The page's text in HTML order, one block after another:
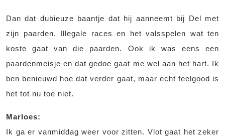
Dan dat dubieuze baantje dat hij aanneemt bij Del met
zijn paarden. Illegale races en het valsspelen wat ten
koste gaat van die paarden. Ook ik was eens een
paardenmeisje en dat gedoe gaat me wel aan het hart. Ik
ben benieuwd hoe dat verder gaat, maar echt feelgood is
het tot nu toe niet.
Marloes:
Ik ga er vanmiddag weer voor zitten. Vlot gaat het zeker